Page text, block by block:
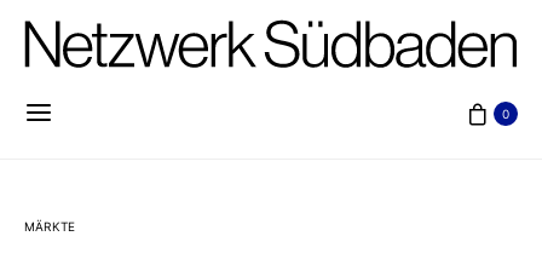
0
MÄRKTE